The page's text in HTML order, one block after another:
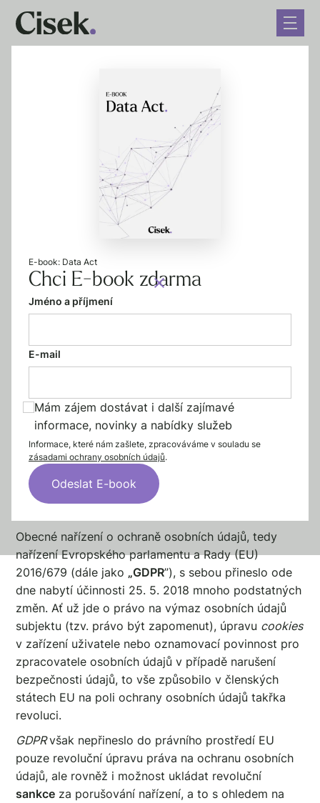
E-book: Data Act
Chci E-book zdarma
Jméno a příjmení
E-mail
Mám zájem dostávat i další zajímavé
informace, novinky a nabídky služeb
Informace, které nám zašlete, zpracováváme v souladu se
zásadami ochrany osobních údajů.
Rozhodovací praxe ÚOOÚ
při ukládání sankcí za
porušování GDPR
Úvod
Obecné nařízení o ochraně osobních údajů, tedy
nařízení Evropského parlamentu a Rady (EU)
2016/679 (dále jako „GDPR”), s sebou přineslo ode
dne nabytí účinnosti 25. 5. 2018 mnoho podstatných
změn. Ať už jde o právo na výmaz osobních údajů
subjektu (tzv. právo být zapomenut), úpravu cookies
v zařízení uživatele nebo oznamovací povinnost pro
zpracovatele osobních údajů v případě narušení
bezpečnosti údajů, to vše způsobilo v členských
státech EU na poli ochrany osobních údajů takřka
revoluci.
GDPRvšak nepřineslo do právního prostředí EU
pouze revoluční úpravu práva na ochranu osobních
údajů, ale rovněž i možnost ukládat revoluční
sankce za porušování nařízení, a to s ohledem na